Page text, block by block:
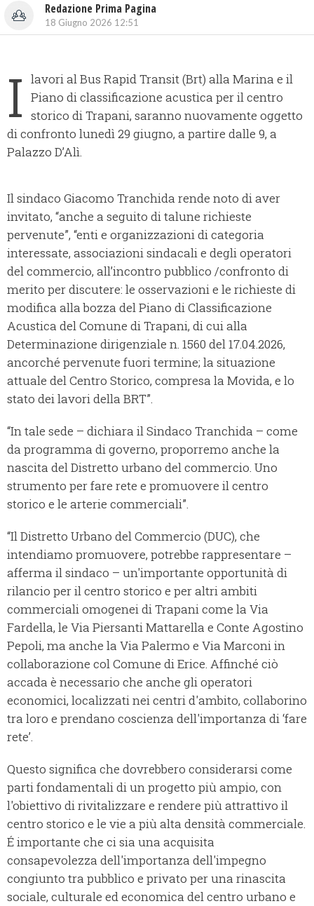
Redazione Prima Pagina
18 Giugno 2026 12:51
I lavori al Bus Rapid Transit (Brt) alla Marina e il
Piano di classificazione acustica per il centro
storico di Trapani, saranno nuovamente oggetto
di confronto lunedì 29 giugno, a partire dalle 9, a
Palazzo D’Alì.
Il sindaco Giacomo Tranchida rende noto di aver
invitato, “anche a seguito di talune richieste
pervenute”, “enti e organizzazioni di categoria
interessate, associazioni sindacali e degli operatori
del commercio, all’incontro pubblico /confronto di
merito per discutere: le osservazioni e le richieste di
modifica alla bozza del Piano di Classificazione
Acustica del Comune di Trapani, di cui alla
Determinazione dirigenziale n. 1560 del 17.04.2026,
ancorché pervenute fuori termine; la situazione
attuale del Centro Storico, compresa la Movida, e lo
stato dei lavori della BRT”.
“In tale sede – dichiara il Sindaco Tranchida – come
da programma di governo, proporremo anche la
nascita del Distretto urbano del commercio. Uno
strumento per fare rete e promuovere il centro
storico e le arterie commerciali”.
“Il Distretto Urbano del Commercio (DUC), che
intendiamo promuovere, potrebbe rappresentare –
afferma il sindaco – un'importante opportunità di
rilancio per il centro storico e per altri ambiti
commerciali omogenei di Trapani come la Via
Fardella, le Via Piersanti Mattarella e Conte Agostino
Pepoli, ma anche la Via Palermo e Via Marconi in
collaborazione col Comune di Erice. Affinché ciò
accada è necessario che anche gli operatori
economici, localizzati nei centri d'ambito, collaborino
tra loro e prendano coscienza dell'importanza di ‘fare
rete’.
Questo significa che dovrebbero considerarsi come
parti fondamentali di un progetto più ampio, con
l'obiettivo di rivitalizzare e rendere più attrattivo il
centro storico e le vie a più alta densità commerciale.
É importante che ci sia una acquisita
consapevolezza dell'importanza dell'impegno
congiunto tra pubblico e privato per una rinascita
sociale, culturale ed economica del centro urbano e